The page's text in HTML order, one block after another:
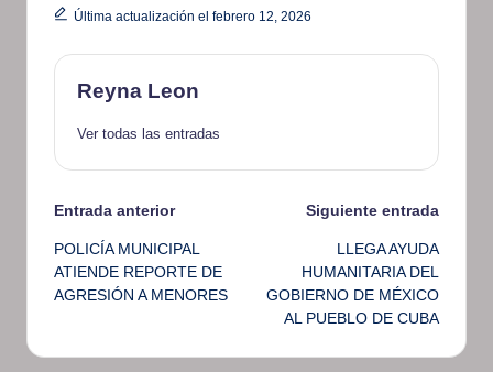
Última actualización el febrero 12, 2026
Reyna Leon
Ver todas las entradas
Navegación
de
entradas
Entrada anterior
POLICÍA MUNICIPAL
ATIENDE REPORTE DE
AGRESIÓN A MENORES
Siguiente entrada
LLEGA AYUDA
HUMANITARIA DEL
GOBIERNO DE MÉXICO
AL PUEBLO DE CUBA